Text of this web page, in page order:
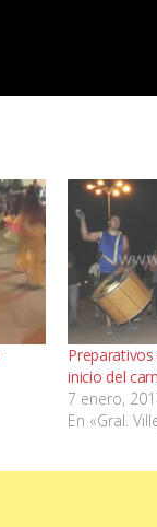
inicio del
7 enero,
En «Gral.